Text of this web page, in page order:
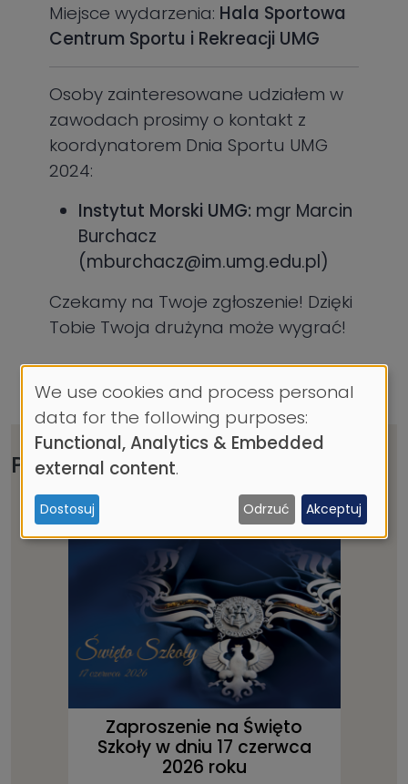
Miejsce wydarzenia: Hala Sportowa
Centrum Sportu i Rekreacji UMG
Osoby zainteresowane udziałem w
zawodach prosimy o kontakt z
koordynatorem Dnia Sportu UMG
2024:
Instytut Morski UMG: mgr Marcin
Burchacz
(mburchacz@im.umg.edu.pl)
​Czekamy na Twoje zgłoszenie! Dzięki
Tobie Twoja drużyna może wygrać!
Przeczytaj również
Zaproszenie na Święto
Szkoły w dniu 17 czerwca
2026 roku
Use
of
personal
data
and
cookies
We use cookies and process personal
data for the following purposes:
Functional, Analytics & Embedded
external content.
Dostosuj Odrzuć Akceptuj